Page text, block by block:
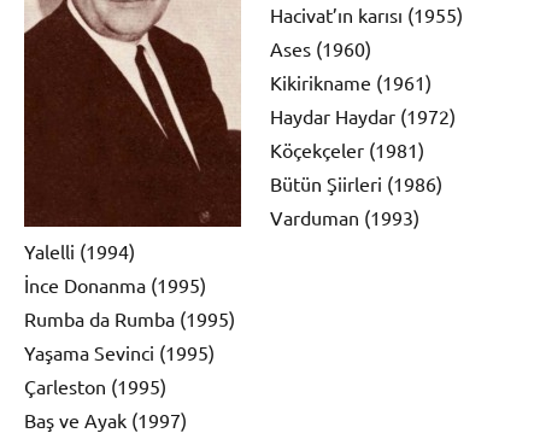
Hacivat’ın karısı (1955)
Ases (1960)
Kikirikname (1961)
Haydar Haydar (1972)
Köçekçeler (1981)
Bütün Şiirleri (1986)
Varduman (1993)
Yalelli (1994)
İnce Donanma (1995)
Rumba da Rumba (1995)
Yaşama Sevinci (1995)
Çarleston (1995)
Baş ve Ayak (1997)